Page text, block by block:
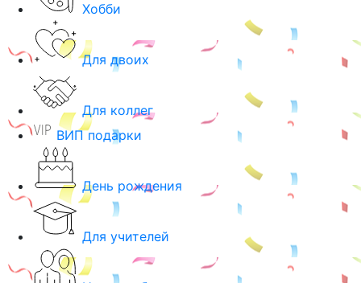
Хобби
Для двоих
Для коллег
ВИП подарки
День рождения
Для учителей